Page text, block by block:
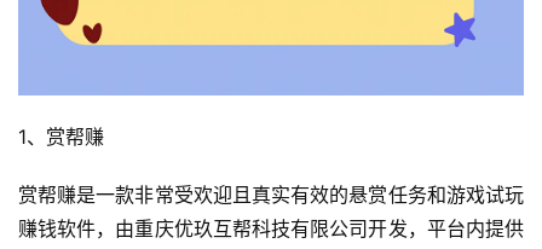
1、赏帮赚
赏帮赚是一款非常受欢迎且真实有效的悬赏任务和游戏试玩
赚钱软件，由重庆优玖互帮科技有限公司开发，平台内提供